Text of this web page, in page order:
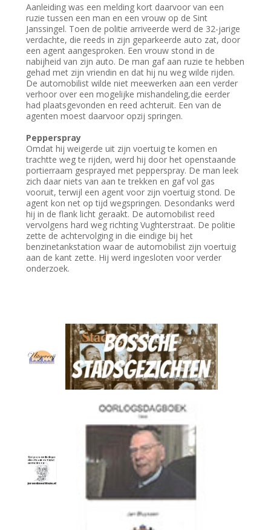
Aanleiding was een melding kort daarvoor van een
ruzie tussen een man en een vrouw op de Sint
Janssingel. Toen de politie arriveerde werd de 32-jarige
verdachte, die reeds in zijn geparkeerde auto zat, door
een agent aangesproken. Een vrouw stond in de
nabijheid van zijn auto. De man gaf aan ruzie te hebben
gehad met zijn vriendin en dat hij nu weg wilde rijden.
De automobilist wilde niet meewerken aan een verder
verhoor over een mogelijke mishandeling,die eerder
had plaatsgevonden en reed achteruit. Een van de
agenten moest daarvoor opzij springen.
Pepperspray
Omdat hij weigerde uit zijn voertuig te komen en
trachtte weg te rijden, werd hij door het openstaande
portierraam gesprayed met pepperspray. De man leek
zich daar niets van aan te trekken en gaf vol gas
vooruit, terwijl een agent voor zijn voertuig stond. De
agent kon net op tijd wegspringen. Desondanks werd
hij in de flank licht geraakt. De automobilist reed
vervolgens hard weg richting Vughterstraat. De politie
zette de achtervolging in die eindige bij het
benzinetankstation waar de automobilist zijn voertuig
aan de kant zette. Hij werd ingesloten voor verder
onderzoek.